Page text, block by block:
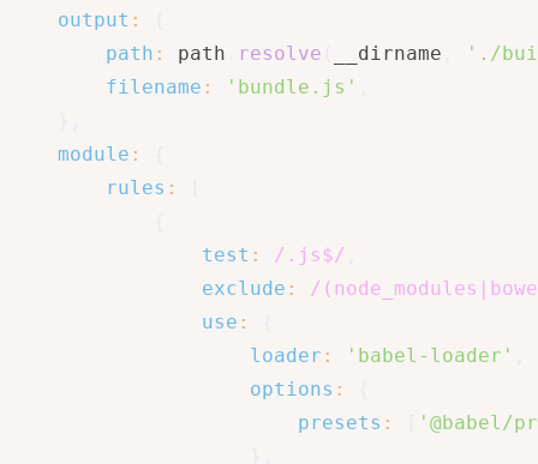
output :
path : path resolve __dirname
'./
filename : 'bundle.js'
module :
rules :
test : / .js$/
exclude : /
use :
loader : 'babel-loader'
options :
presets :
'@babel/